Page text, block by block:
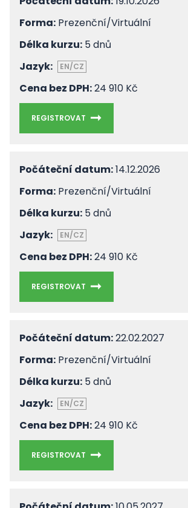
Forma: Prezenční/Virtuální
Délka kurzu: 5 dnů
Jazyk:
EN/CZ
Cena bez DPH:24 910 Kč
REGISTROVAT
Počáteční datum:14.12.2026
Forma: Prezenční/Virtuální
Délka kurzu: 5 dnů
Jazyk:
EN/CZ
Cena bez DPH:24 910 Kč
REGISTROVAT
Počáteční datum:22.02.2027
Forma: Prezenční/Virtuální
Délka kurzu: 5 dnů
Jazyk:
EN/CZ
Cena bez DPH:24 910 Kč
REGISTROVAT